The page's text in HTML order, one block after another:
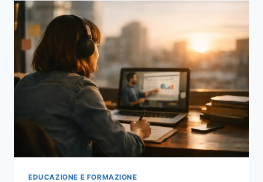
CORSI
ONLINE,
MICRO-
CREDENTIAL
E
RESKILLING
UTILI
DAVVERO
EDUCAZIONE E FORMAZIONE